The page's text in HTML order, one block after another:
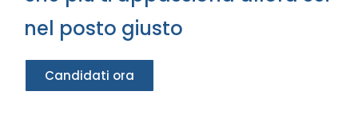
nel posto giusto
Candidati ora